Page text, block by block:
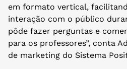
em formato vertical,
interação com o público
pôde fazer perguntas e
para os professores”, conta
de marketing do Sistema